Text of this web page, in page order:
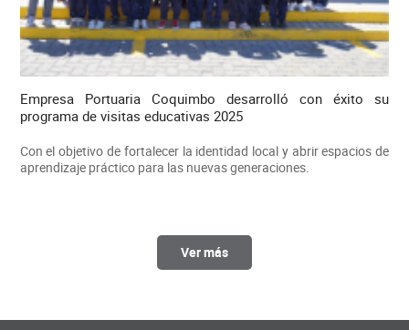
Empresa Portuaria Coquimbo desarrolló con éxito su
programa de visitas educativas 2025
Con el objetivo de fortalecer la identidad local y abrir espacios de
aprendizaje práctico para las nuevas generaciones.
Ver más